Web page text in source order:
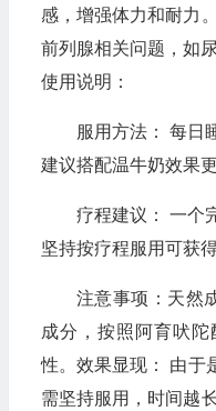
感，增强体力和耐力
前列腺相关问题，如
使用说明：
服用方法： 每日
建议搭配温牛奶效果更
疗程建议： 一个
坚持按疗程服用可获
注意事项：天然
成分，按照阿育吠
性。效果显现： 由于
需坚持服用，时间越